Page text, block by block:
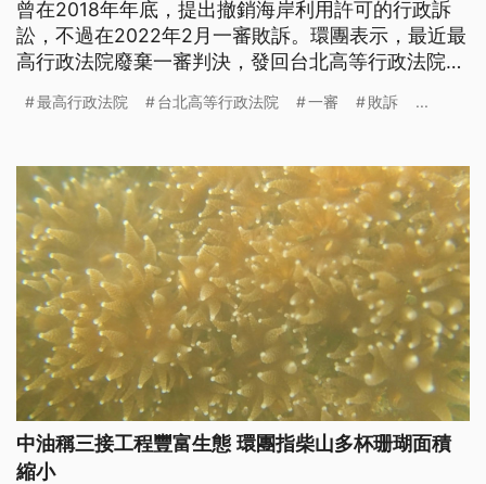
曾在2018年年底，提出撤銷海岸利用許可的行政訴
訟，不過在2022年2月一審敗訴。環團表示，最近最
高行政法院廢棄一審判決，發回台北高等行政法院，
發案能翻案。
最高行政法院 台北高等行政法院 一審 敗訴 ...
中油稱三接工程豐富生態 環團指柴山多杯珊瑚面積
縮小